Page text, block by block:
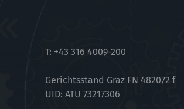
T: +43 316 4009-200
Gerichtsstand Graz FN 482072 f
UID: ATU 73217306